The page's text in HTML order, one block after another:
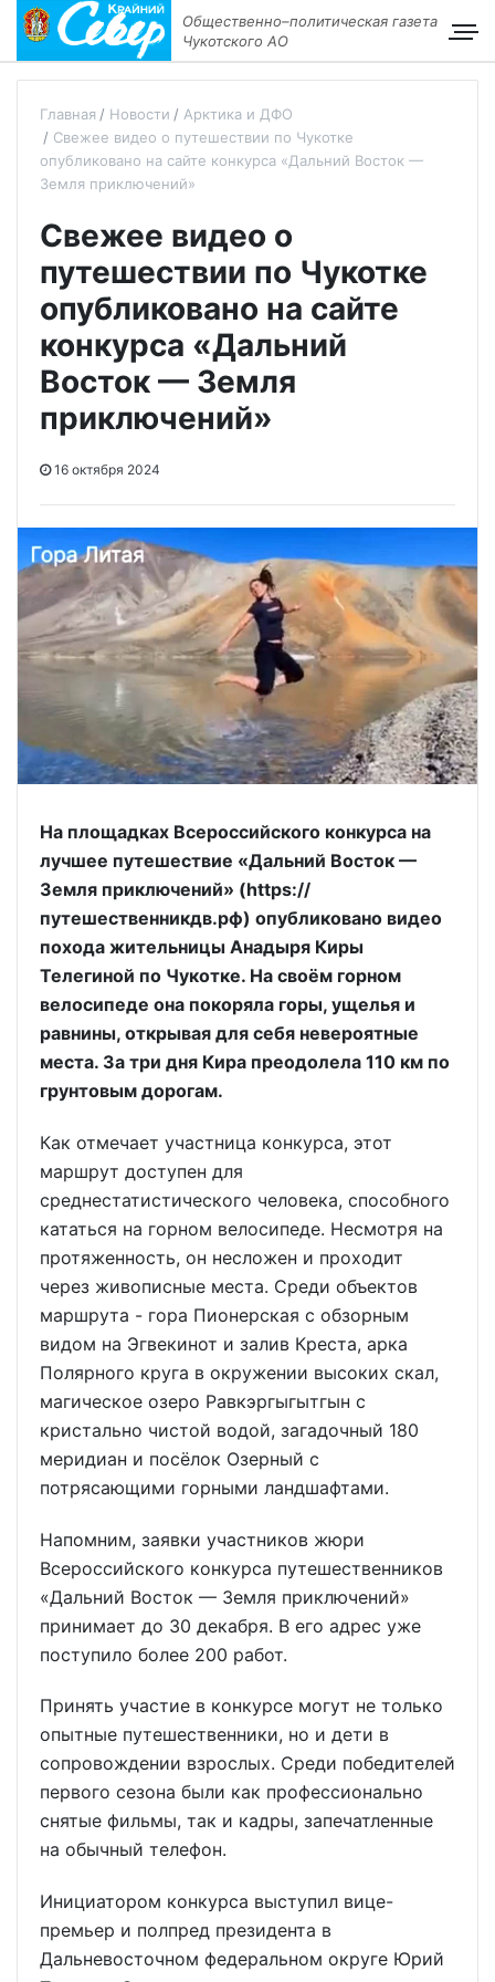
Общественно–политическая газета
Чукотского АО
Главная Новости
Арктика и ДФО
Свежее видео о путешествии по Чукотке
опубликовано на сайте конкурса «Дальний Восток —
Земля приключений»
Свежее видео о
путешествии по Чукотке
опубликовано на сайте
конкурса «Дальний
Восток — Земля
приключений»
16 октября 2024
На площадках Всероссийского конкурса на
лучшее путешествие «Дальний Восток —
Земля приключений» (https://
путешественникдв.рф) опубликовано видео
похода жительницы Анадыря Киры
Телегиной по Чукотке. На своём горном
велосипеде она покоряла горы, ущелья и
равнины, открывая для себя невероятные
места. За три дня Кира преодолела 110 км по
грунтовым дорогам.
Как отмечает участница конкурса, этот
маршрут доступен для
среднестатистического человека, способного
кататься на горном велосипеде. Несмотря на
протяженность, он несложен и проходит
через живописные места. Среди объектов
маршрута - гора Пионерская с обзорным
видом на Эгвекинот и залив Креста, арка
Полярного круга в окружении высоких скал,
магическое озеро Равкэргыгытгын с
кристально чистой водой, загадочный 180
меридиан и посёлок Озерный с
потрясающими горными ландшафтами.
Напомним, заявки участников жюри
Всероссийского конкурса путешественников
«Дальний Восток — Земля приключений»
принимает до 30 декабря. В его адрес уже
поступило более 200 работ.
Принять участие в конкурсе могут не только
опытные путешественники, но и дети в
сопровождении взрослых. Среди победителей
первого сезона были как профессионально
снятые фильмы, так и кадры, запечатленные
на обычный телефон.
Инициатором конкурса выступил вице-
премьер и полпред президента в
Дальневосточном федеральном округе Юрий